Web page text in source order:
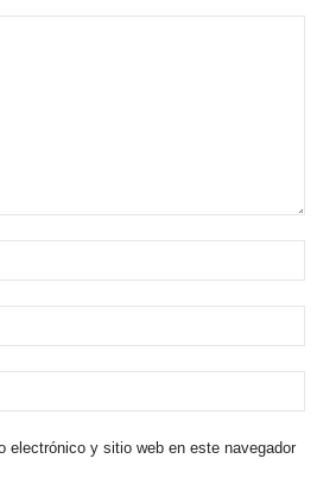
electrónico y sitio web en este navegador